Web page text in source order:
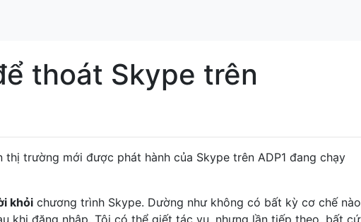
thoát Skype trên
thị trường mới được phát hành của Skype trên ADP1 đang chạy
khỏi chương trình Skype. Dường như không có bất kỳ cơ chế nào
khi đăng nhập. Tôi có thể giết tác vụ, nhưng lần tiếp theo, bất cứ